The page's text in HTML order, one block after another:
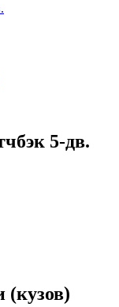
5-дв.
(кузов)